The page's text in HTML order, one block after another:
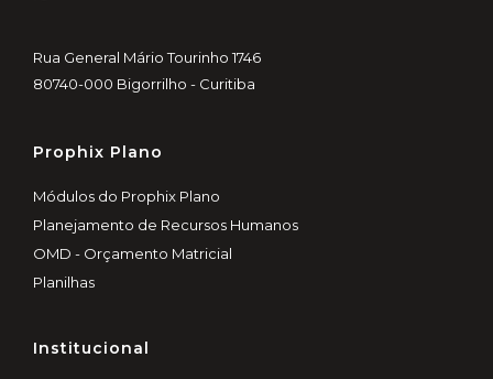
Rua General Mário Tourinho 1746
80740-000 Bigorrilho - Curitiba
Prophix Plano
Módulos do Prophix Plano
Planejamento de Recursos Humanos
OMD - Orçamento Matricial
Planilhas
Institucional